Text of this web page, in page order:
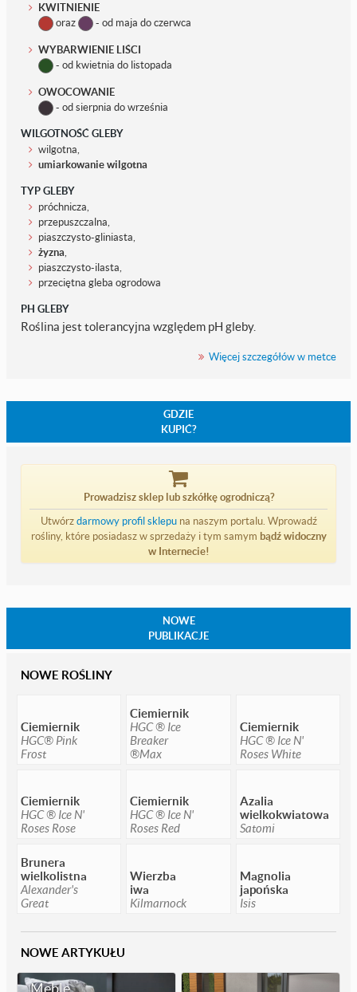
KWITNIENIE
oraz
- od maja do czerwca
WYBARWIENIE LIŚCI
- od kwietnia do listopada
OWOCOWANIE
- od sierpnia do września
WILGOTNOŚĆ GLEBY
wilgotna,
umiarkowanie wilgotna
TYP GLEBY
próchnicza,
przepuszczalna,
piaszczysto-gliniasta,
żyzna,
piaszczysto-ilasta,
przeciętna gleba ogrodowa
PH GLEBY
Roślina jest tolerancyjna względem pH gleby.
Więcej szczegółów w metce
GDZIE
KUPIĆ?
Prowadzisz sklep lub szkółkę ogrodniczą?
Utwórzdarmowy profil sklepuna naszym portalu. Wprowadź
rośliny, które posiadasz w sprzedaży i tym samym bądź widoczny
w Internecie!
NOWE
PUBLIKACJE
NOWE ROŚLINY
Ciemiernik
HGC® Pink
Frost
Ciemiernik
HGC ® Ice
Breaker
®Max
Ciemiernik
HGC ® Ice N'
Roses White
Ciemiernik
HGC ® Ice N'
Roses Rose
Ciemiernik
HGC ® Ice N'
Roses Red
Azalia
wielkokwiatowa
Satomi
Brunera
wielkolistna
Alexander's
Great
Wierzba
iwa
Kilmarnock
Magnolia
japońska
Isis
NOWE ARTYKUŁU
Meble